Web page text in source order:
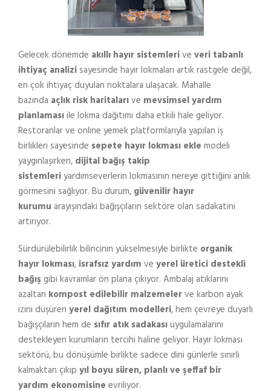
Gelecek dönemde akıllı hayır sistemlerive veri tabanlı
ihtiyaç analizi sayesinde hayır lokmaları artık rastgele değil,
en çok ihtiyaç duyulan noktalara ulaşacak. Mahalle
bazında açlık risk haritalarıve mevsimsel yardım
planlamasıile lokma dağıtımı daha etkili hale geliyor.
Restoranlar ve online yemek platformlarıyla yapılan iş
birlikleri sayesinde sepete hayır lokması ekle modeli
yaygınlaşırken, dijital bağış takip
sistemleriyardımseverlerin lokmasının nereye gittiğini anlık
görmesini sağlıyor. Bu durum, güvenilir hayır
kurumu arayışındaki bağışçıların sektöre olan sadakatini
artırıyor.
Sürdürülebilirlik bilincinin yükselmesiyle birlikte organik
hayır lokması, israfsız yardım ve yerel üretici destekli
bağış gibi kavramlar ön plana çıkıyor. Ambalaj atıklarını
azaltan kompost edilebilir malzemelerve karbon ayak
izini düşüren yerel dağıtım modelleri, hem çevreye duyarlı
bağışçıların hem de sıfır atık sadakasıuygulamalarını
destekleyen kurumların tercihi haline geliyor. Hayır lokması
sektörü, bu dönüşümle birlikte sadece dini günlerle sınırlı
kalmaktan çıkıp yıl boyu süren, planlı ve şeffaf bir
yardım ekonomisine evriliyor.